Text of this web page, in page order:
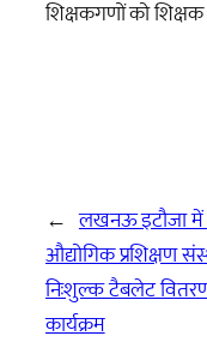
शिक्षकगणों को
← लखनऊ इटौजा
औद्योगिक प्रशिक्षण
निःशुल्क टैबलेट
कार्यक्रम